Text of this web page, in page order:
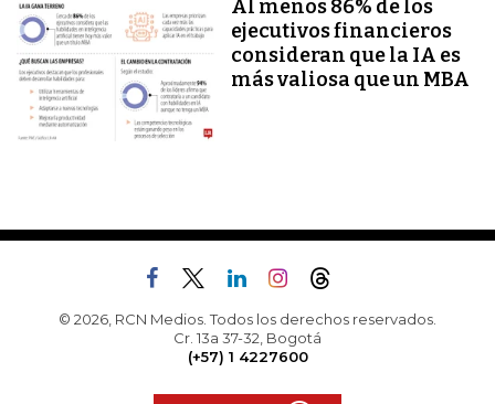
Al menos 86% de los
ejecutivos financieros
consideran que la IA es
más valiosa que un MBA
© 2026, RCN Medios. Todos los derechos reservados.
Cr. 13a 37-32, Bogotá
(+57) 1 4227600